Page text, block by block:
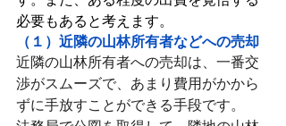
必要もあると考えます。
（１）近隣の山林所有者などへの売却
近隣の山林所有者への売却は、一番交
渉がスムーズで、あまり費用がかから
ずに手放すことができる手段です。